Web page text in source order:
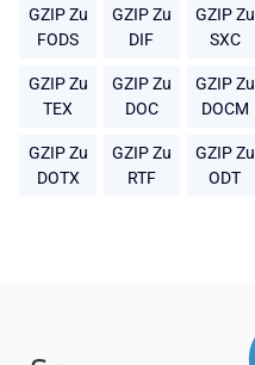
GZIP Zu
FODS
GZIP Zu
DIF
GZIP Zu
SXC
GZIP Zu
TEX
GZIP Zu
DOC
GZIP Zu
DOCM
GZIP Zu
DOTX
GZIP Zu
RTF
GZIP Zu
ODT